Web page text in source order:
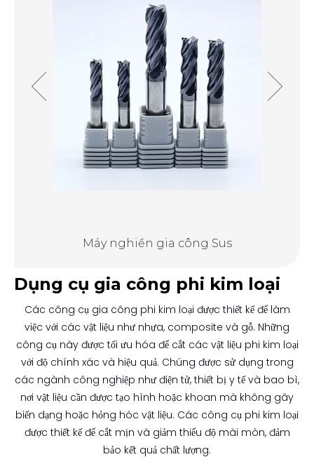
Máy nghiền gia công Sus
Dụng cụ gia công phi kim loại
Các công cụ gia công phi kim loại được thiết kế để làm
việc với các vật liệu như nhựa, composite và gỗ. Những
công cụ này được tối ưu hóa để cắt các vật liệu phi kim loại
với độ chính xác và hiệu quả. Chúng được sử dụng trong
các ngành công nghiệp như điện tử, thiết bị y tế và bao bì,
nơi vật liệu cần được tạo hình hoặc khoan mà không gây
biến dạng hoặc hỏng hóc vật liệu. Các công cụ phi kim loại
được thiết kế để cắt mịn và giảm thiểu độ mài mòn, đảm
bảo kết quả chất lượng.